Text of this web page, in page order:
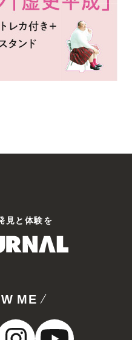
⾒と体験を
ME